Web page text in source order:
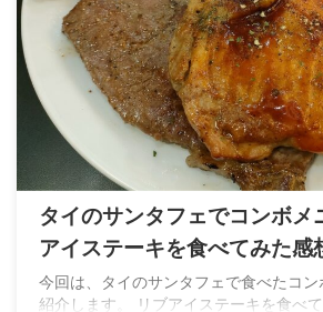
タイのサンタフェでコンボメ
アイステーキを食べてみた感
今回は、タイのサンタフェで食べたコ
紹介します。 リブアイステーキを食べて